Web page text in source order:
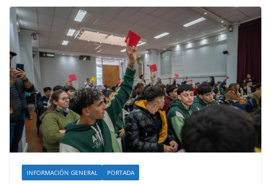
INFORMACIÓN GENERAL PORTADA